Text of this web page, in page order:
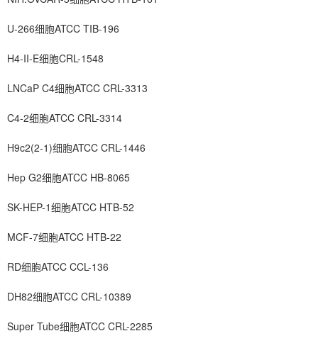
U-266细胞ATCC TIB-196
H4-II-E细胞CRL-1548
LNCaP C4细胞ATCC CRL-3313
C4-2细胞ATCC CRL-3314
H9c2(2-1)细胞ATCC CRL-1446
Hep G2细胞ATCC HB-8065
SK-HEP-1细胞ATCC HTB-52
MCF-7细胞ATCC HTB-22
RD细胞ATCC CCL-136
DH82细胞ATCC CRL-10389
Super Tube细胞ATCC CRL-2285